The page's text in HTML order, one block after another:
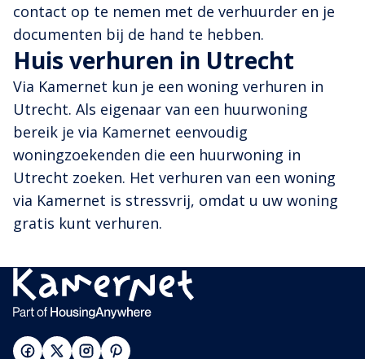
contact op te nemen met de verhuurder en je
documenten bij de hand te hebben.
Huis verhuren in Utrecht
Via Kamernet kun je een woning verhuren in
Utrecht. Als eigenaar van een huurwoning
bereik je via Kamernet eenvoudig
woningzoekenden die een huurwoning in
Utrecht zoeken. Het verhuren van een woning
via Kamernet is stressvrij, omdat u uw woning
gratis kunt verhuren.